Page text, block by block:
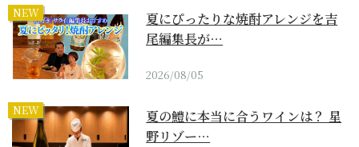
NEW
夏にぴったりな焼酎アレンジを吉
尾編集長が…
2026/08/05
NEW
夏の鱧に本当に合うワインは？ 星
野リゾー…